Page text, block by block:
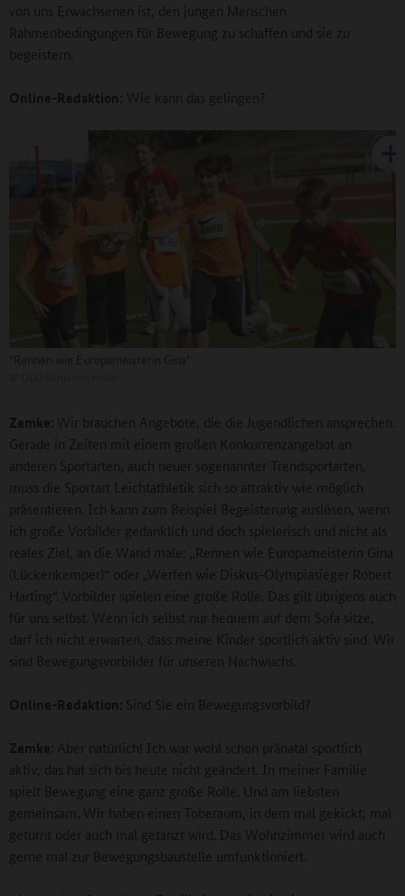
von uns Erwachsenen ist, den jungen Menschen
Rahmenbedingungen für Bewegung zu schaffen und sie zu
begeistern.
Online-Redaktion: Wie kann das gelingen?
Zemke: Wir brauchen Angebote, die die Jugendlichen ansprechen.
Gerade in Zeiten mit einem großen Konkurrenzangebot an
anderen Sportarten, auch neuer sogenannter Trendsportarten,
muss die Sportart Leichtathletik sich so attraktiv wie möglich
präsentieren. Ich kann zum Beispiel Begeisterung auslösen, wenn
ich große Vorbilder gedanklich und doch spielerisch und nicht als
reales Ziel, an die Wand male: „Rennen wie Europameisterin Gina
(Lückenkemper)“ oder „Werfen wie Diskus-Olympiasieger Robert
Harting“. Vorbilder spielen eine große Rolle. Das gilt übrigens auch
für uns selbst. Wenn ich selbst nur bequem auf dem Sofa sitze,
darf ich nicht erwarten, dass meine Kinder sportlich aktiv sind. Wir
sind Bewegungsvorbilder für unseren Nachwuchs.
Online-Redaktion: Sind Sie ein Bewegungsvorbild?
Zemke: Aber natürlich! Ich war wohl schon pränatal sportlich
aktiv, das hat sich bis heute nicht geändert. In meiner Familie
spielt Bewegung eine ganz große Rolle. Und am liebsten
gemeinsam. Wir haben einen Toberaum, in dem mal gekickt, mal
geturnt oder auch mal getanzt wird. Das Wohnzimmer wird auch
gerne mal zur Bewegungsbaustelle umfunktioniert.